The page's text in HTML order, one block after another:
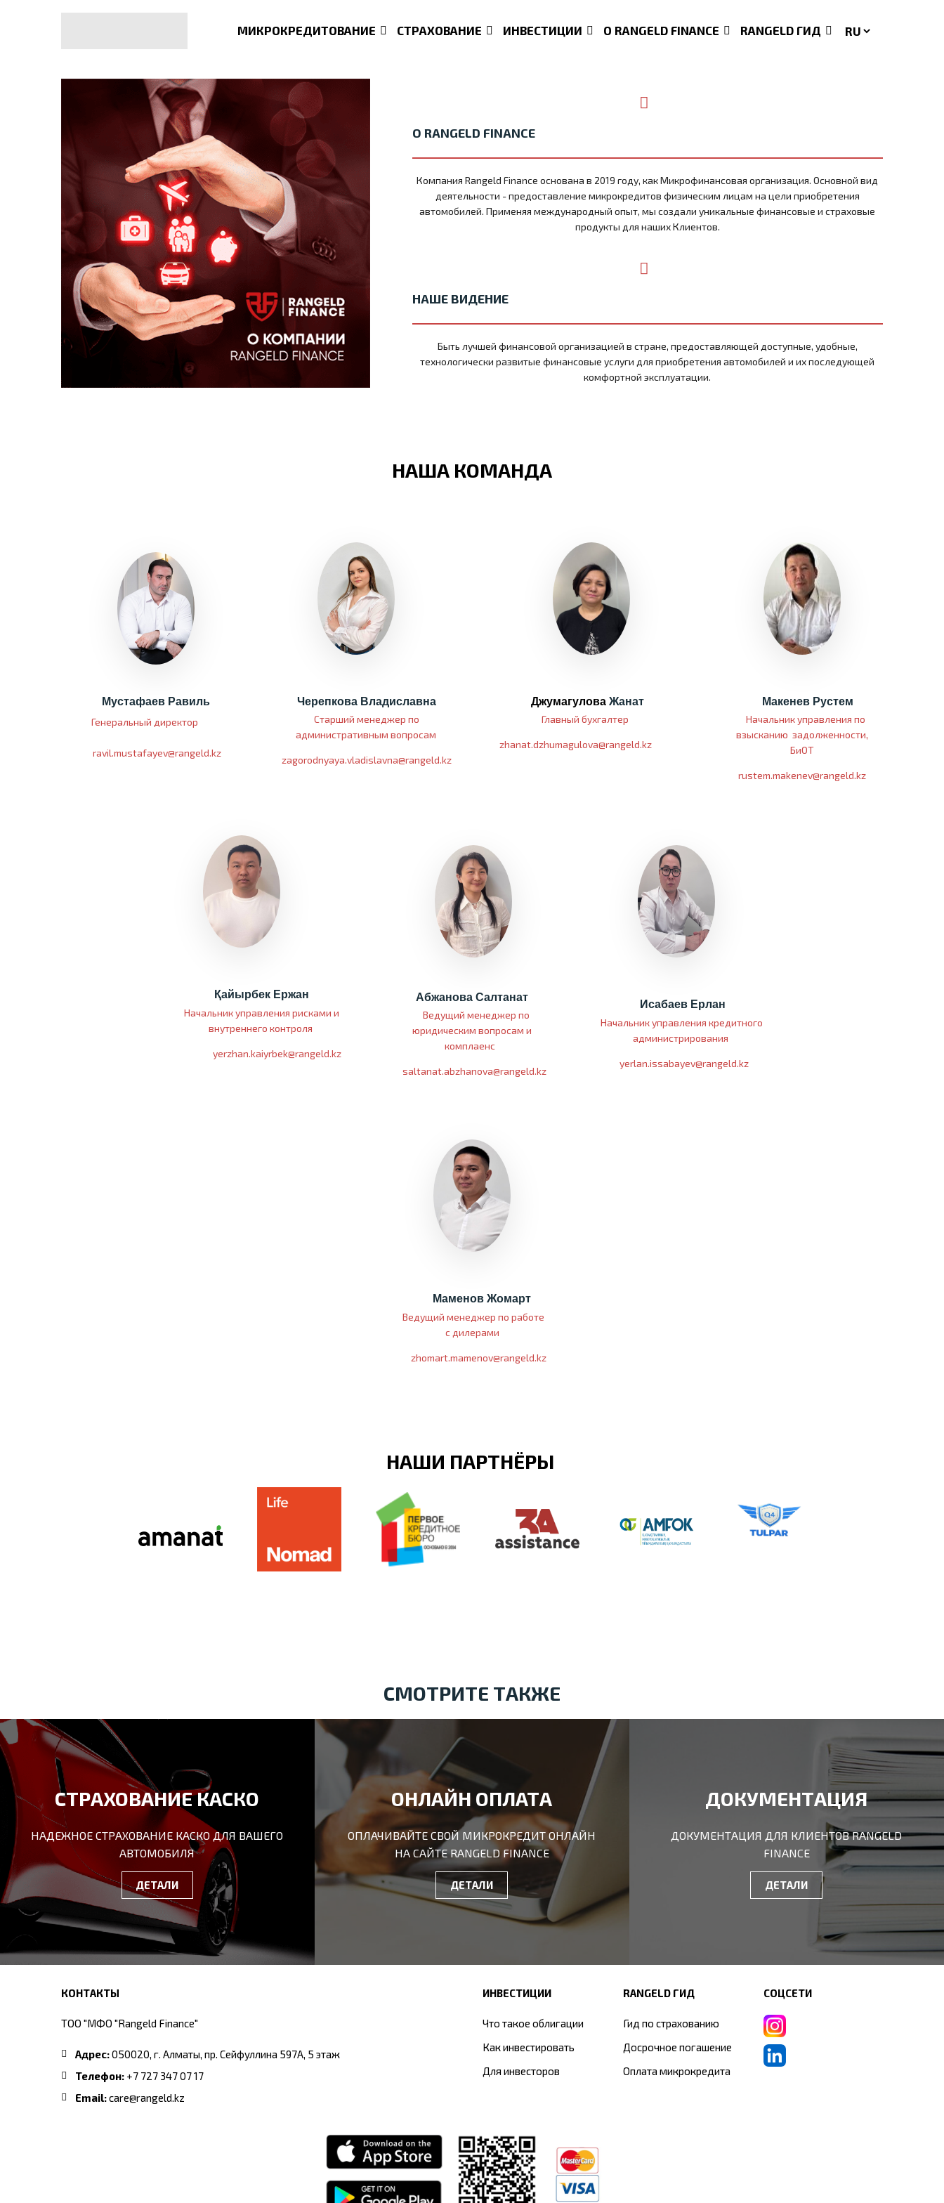
МИКРОКРЕДИТОВАНИЕ СТРАХОВАНИЕ ИНВЕСТИЦИИ О RANGELD FINANCE RANGELD ГИД
О RANGELD FINANCE
Компания Rangeld Finance основана в 2019 году, как Микрофинансовая организация. Основной вид
деятельности - предоставление микрокредитов физическим лицам на цели приобретения
автомобилей. Применяя международный опыт, мы создали уникальные финансовые и страховые
продукты для наших Клиентов.
НАШЕ ВИДЕНИЕ
Быть лучшей финансовой организацией в стране, предоставляющей доступные, удобные,
технологически развитые финансовые услуги для приобретения автомобилей и их последующей
комфортной эксплуатации.
НАША КОМАНДА
Мустафаев Равиль
Генеральный директор
ravil.mustafayev@rangeld.kz
Черепкова Владиславна
Старший менеджер по
административным вопросам
zagorodnyaya.vladislavna@rangeld.kz
ДжумагуловаЖанат
Главный бухгалтер
zhanat.dzhumagulova@rangeld.kz
Макенев Рустем
Начальник управления по
взысканию задолженности,
БиОТ
rustem.makenev@rangeld.kz
Қайырбек Ержан
Начальник управления рисками и
внутреннего контроля
yerzhan.kaiyrbek@rangeld.kz
Абжанова Салтанат
Ведущий менеджер по
юридическим вопросам и
комплаенс
saltanat.abzhanova@rangeld.kz
Маменов Жомарт
Ведущий менеджер по работе
с дилерами
zhomart.mamenov@rangeld.kz
Исабаев Ерлан
Начальник управления кредитного
администрирования
yerlan.issabayev@rangeld.kz
НАШИ ПАРТНЁРЫ
СМОТРИТЕ ТАКЖЕ
СТРАХОВАНИЕ КАСКО
НАДЕЖНОЕ СТРАХОВАНИЕ КАСКО ДЛЯ ВАШЕГО
АВТОМОБИЛЯ
ДЕТАЛИ
ОНЛАЙН ОПЛАТА
ОПЛАЧИВАЙТЕ СВОЙ МИКРОКРЕДИТ ОНЛАЙН
НА САЙТЕ RANGELD FINANCE
ДЕТАЛИ
ДОКУМЕНТАЦИЯ
ДОКУМЕНТАЦИЯ ДЛЯ КЛИЕНТОВ RANGELD
FINANCE
ДЕТАЛИ
КОНТАКТЫ
ТОО "МФО "Rangeld Finance"
Адрес:050020, г. Алматы, пр. Сейфуллина 597А, 5 этаж
Телефон: +7 727 347 07 17
Email:care@rangeld.kz
ИНВЕСТИЦИИ
Что такое облигации
Как инвестировать
Для инвесторов
RANGELD ГИД
Гид по страхованию
Досрочное погашение
Оплата микрокредита
СОЦСЕТИ